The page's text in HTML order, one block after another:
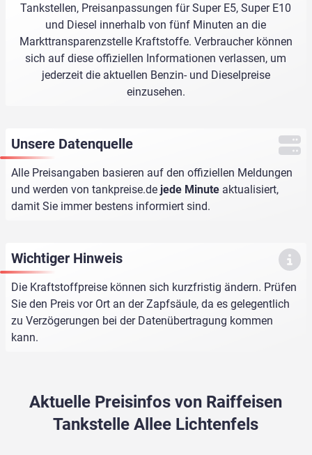
Tankstellen, Preisanpassungen für Super E5, Super E10
und Diesel innerhalb von fünf Minuten an die
Markttransparenzstelle Kraftstoffe. Verbraucher können
sich auf diese offiziellen Informationen verlassen, um
jederzeit die aktuellen Benzin- und Dieselpreise
einzusehen.
Unsere Datenquelle
Alle Preisangaben basieren auf den offiziellen Meldungen
und werden von tankpreise.de jede Minute aktualisiert,
damit Sie immer bestens informiert sind.
Wichtiger Hinweis
Die Kraftstoffpreise können sich kurzfristig ändern. Prüfen
Sie den Preis vor Ort an der Zapfsäule, da es gelegentlich
zu Verzögerungen bei der Datenübertragung kommen
kann.
Aktuelle Preisinfos von Raiffeisen
Tankstelle Allee Lichtenfels